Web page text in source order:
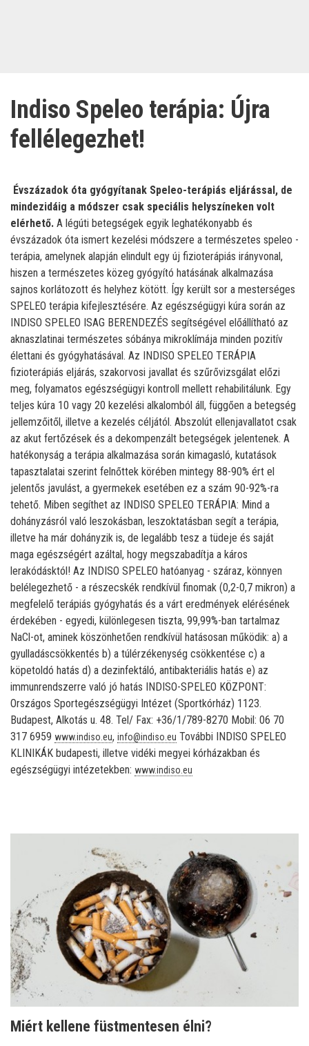
Indiso Speleo terápia: Újra
fellélegezhet!
Évszázadok óta gyógyítanak Speleo-terápiás eljárással, de
mindezidáig a módszer csak speciális helyszíneken volt
elérhető. A légúti betegségek egyik leghatékonyabb és
évszázadok óta ismert kezelési módszere a természetes speleo -
terápia, amelynek alapján elindult egy új fizioterápiás irányvonal,
hiszen a természetes közeg gyógyító hatásának alkalmazása
sajnos korlátozott és helyhez kötött. Így került sor a mesterséges
SPELEO terápia kifejlesztésére. Az egészségügyi kúra során az
INDISO SPELEO ISAG BERENDEZÉS segítségével előállítható az
aknaszlatinai természetes sóbánya mikroklímája minden pozitív
élettani és gyógyhatásával. Az INDISO SPELEO TERÁPIA
fizioterápiás eljárás, szakorvosi javallat és szűrővizsgálat előzi
meg, folyamatos egészségügyi kontroll mellett rehabilitálunk. Egy
teljes kúra 10 vagy 20 kezelési alkalomból áll, függően a betegség
jellemzőitől, illetve a kezelés céljától. Abszolút ellenjavallatot csak
az akut fertőzések és a dekompenzált betegségek jelentenek. A
hatékonyság a terápia alkalmazása során kimagasló, kutatások
tapasztalatai szerint felnőttek körében mintegy 88-90% ért el
jelentős javulást, a gyermekek esetében ez a szám 90-92%-ra
tehető. Miben segíthet az INDISO SPELEO TERÁPIA: Mind a
dohányzásról való leszokásban, leszoktatásban segít a terápia,
illetve ha már dohányzik is, de legalább tesz a tüdeje és saját
maga egészségért azáltal, hogy megszabadítja a káros
lerakódásktól! Az INDISO SPELEO hatóanyag - száraz, könnyen
belélegezhető - a részecskék rendkívül finomak (0,2-0,7 mikron) a
megfelelő terápiás gyógyhatás és a várt eredmények elérésének
érdekében - egyedi, különlegesen tiszta, 99,99%-ban tartalmaz
NaCl-ot, aminek köszönhetően rendkívül hatásosan működik: a) a
gyulladáscsökkentés b) a túlérzékenység csökkentése c) a
köpetoldó hatás d) a dezinfektáló, antibakteriális hatás e) az
immunrendszerre való jó hatás INDISO-SPELEO KÖZPONT:
Országos Sportegészségügyi Intézet (Sportkórház) 1123.
Budapest, Alkotás u. 48. Tel/ Fax: +36/1/789-8270 Mobil: 06 70
317 6959 www.indiso.eu, info@indiso.eu További INDISO SPELEO
KLINIKÁK budapesti, illetve vidéki megyei kórházakban és
egészségügyi intézetekben: www.indiso.eu
Miért kellene füstmentesen élni?